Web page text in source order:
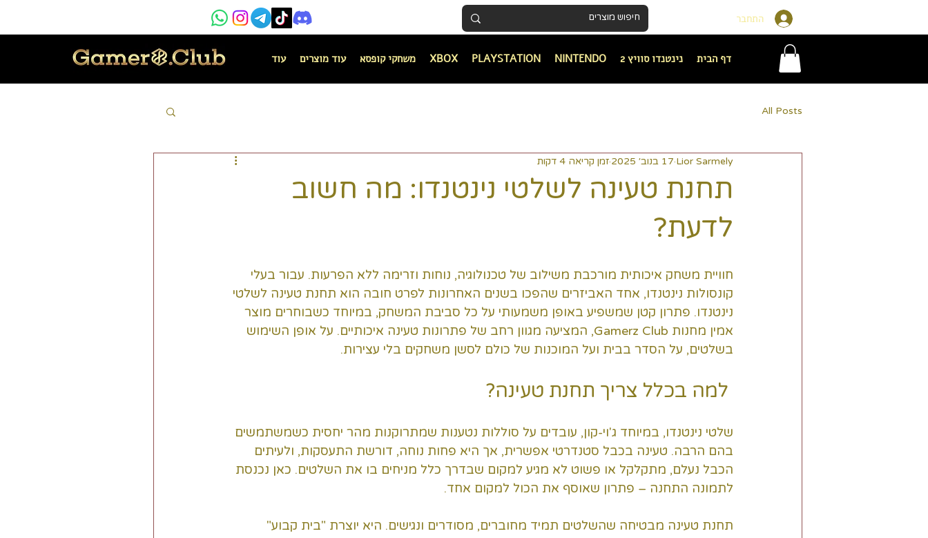
התחבר
דף הבית נינטנדו סוויץ 2 NINTENDO
PLAYSTATION
XBOX משחקי קופסא עוד מוצרים עוד
All Posts
תחנת טעינה לשלטי נינטנדו: מה חשוב
לדעת?
Lior Sarmely 17 בנוב׳ 2025 זמן קריאה 4 דקות
חוויית משחק איכותית מורכבת משילוב של טכנולוגיה, נוחות וזרימה ללא הפרעות. עבור בעלי
קונסולות נינטנדו, אחד האביזרים שהפכו בשנים האחרונות לפרט חובה הוא תחנת טעינה לשלטי
נינטנדו. פתרון קטן שמשפיע באופן משמעותי על כל סביבת המשחק, במיוחד כשבוחרים מוצר
אמין מחנות Gamerz Club, המציעה מגוון רחב של פתרונות טעינה איכותיים. על אופן השימוש
בשלטים, על הסדר בבית ועל המוכנות של כולם לסשן משחקים בלי עצירות.
שלטי נינטנדו, במיוחד ג'וי-קון, עובדים על סוללות נטענות שמתרוקנות מהר יחסית כשמשתמשים
בהם הרבה. טעינה בכבל סטנדרטי אפשרית, אך היא פחות נוחה, דורשת התעסקות, ולעיתים
הכבל נעלם, מתקלקל או פשוט לא מגיע למקום שבדרך כלל מניחים בו את השלטים. כאן נכנסת
לתמונה התחנה – פתרון שאוסף את הכול למקום אחד.
תחנת טעינה מבטיחה שהשלטים תמיד מחוברים, מסודרים ונגישים. היא יוצרת "בית קבוע"